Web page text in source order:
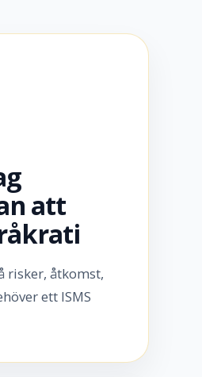
att
risker, åtkomst,
ett ISMS